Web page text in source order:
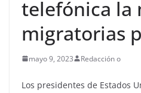
telefónica la
migratorias
mayo 9, 2023 Redacción o
Los presidentes de Estados